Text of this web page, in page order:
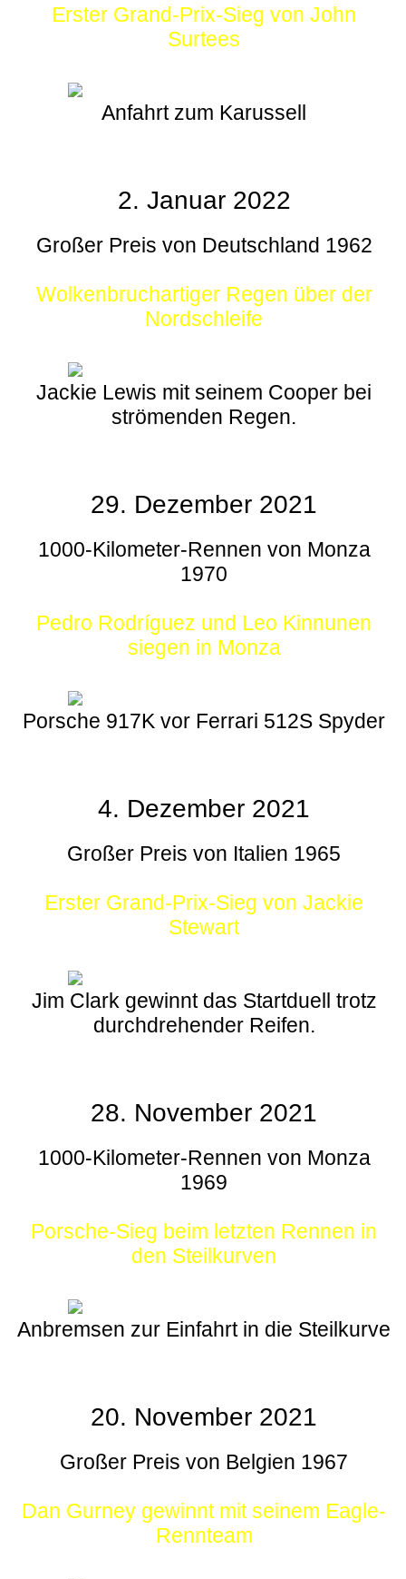
Erster Grand-Prix-Sieg von John
Surtees
Anfahrt zum Karussell
2. Januar 2022
Großer Preis von Deutschland 1962
Wolkenbruchartiger Regen über der
Nordschleife
Jackie Lewis mit seinem Cooper bei
strömenden Regen.
29. Dezember 2021
1000-Kilometer-Rennen von Monza
1970
Pedro Rodríguez und Leo Kinnunen
siegen in Monza
Porsche 917K vor Ferrari 512S Spyder
4. Dezember 2021
Großer Preis von Italien 1965
Erster Grand-Prix-Sieg von Jackie
Stewart
Jim Clark gewinnt das Startduell trotz
durchdrehender Reifen.
28. November 2021
1000-Kilometer-Rennen von Monza
1969
Porsche-Sieg beim letzten Rennen in
den Steilkurven
Anbremsen zur Einfahrt in die Steilkurve
20. November 2021
Großer Preis von Belgien 1967
Dan Gurney gewinnt mit seinem Eagle-
Rennteam